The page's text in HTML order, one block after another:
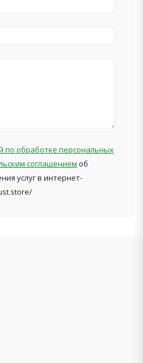
по обработке персональных
соглашением об
услуг в интернет-